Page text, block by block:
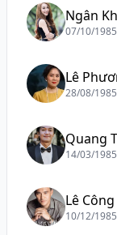
Ngân
07/10/1985
Lê
28/08/1985
Quang
14/03/1985
Lê
10/12/1985